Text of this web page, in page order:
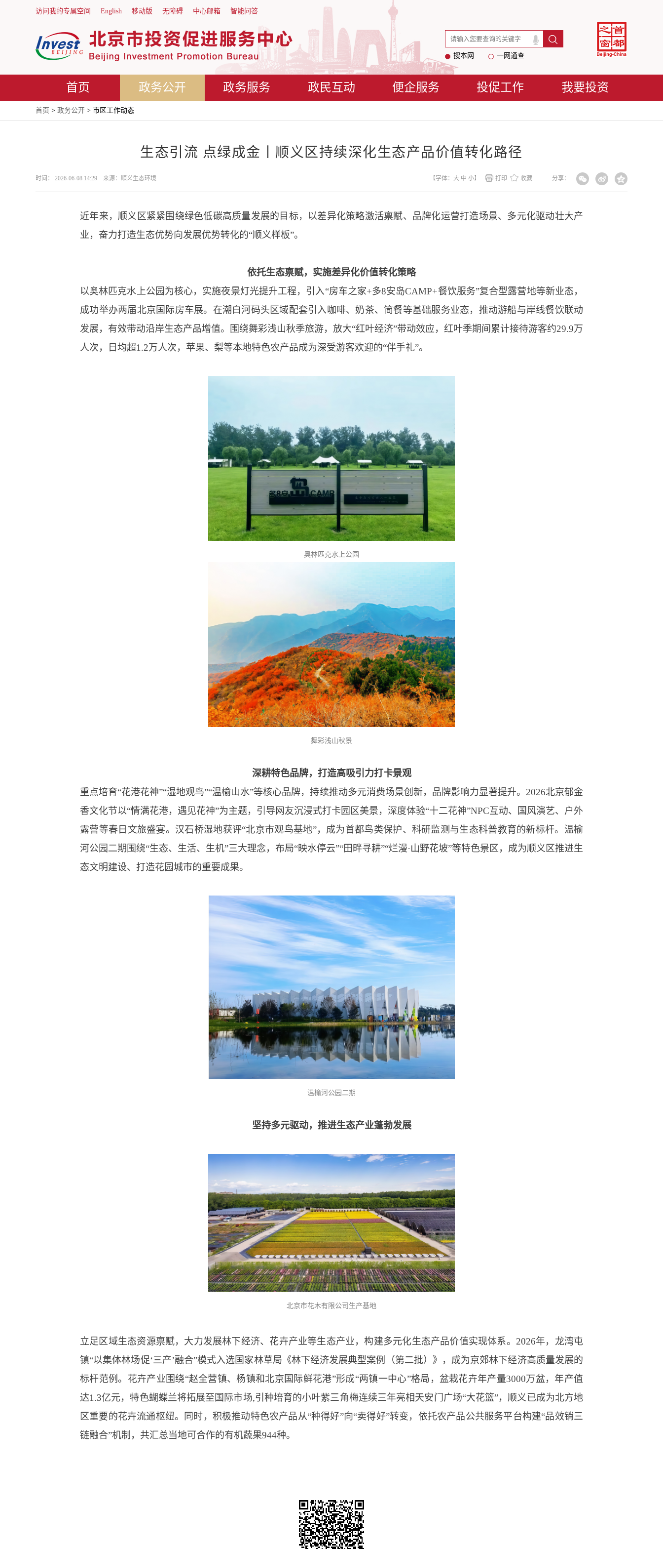
访问我的专属空间 English 移动版 无障碍 中心邮箱 智能问答
搜本网 一网通查
首页 政务公开 政务服务 政民互动 便企服务 投促工作 我要投资
首页 > 政务公开 > 市区工作动态
生态引流 点绿成金丨顺义区持续深化生态产品价值转化路径
时间： 2026-06-08 14:29 来源：顺义生态环境 分享：
【字体： 大 中 小】 打印 收藏
近年来，顺义区紧紧围绕绿色低碳高质量发展的目标，以差异化策略激活禀赋、品牌化运营打造场景、多元化驱动壮大产
业，奋力打造生态优势向发展优势转化的“顺义样板”。
依托生态禀赋，实施差异化价值转化策略
以奥林匹克水上公园为核心，实施夜景灯光提升工程，引入“房车之家+多8安岛CAMP+餐饮服务”复合型露营地等新业态，
成功举办两届北京国际房车展。在潮白河码头区域配套引入咖啡、奶茶、简餐等基础服务业态，推动游船与岸线餐饮联动
发展，有效带动沿岸生态产品增值。围绕舞彩浅山秋季旅游，放大“红叶经济”带动效应，红叶季期间累计接待游客约29.9万
人次，日均超1.2万人次，苹果、梨等本地特色农产品成为深受游客欢迎的“伴手礼”。
奥林匹克水上公园
舞彩浅山秋景
深耕特色品牌，打造高吸引力打卡景观
重点培育“花港花神”“湿地观鸟”“温榆山水”等核心品牌，持续推动多元消费场景创新，品牌影响力显著提升。2026北京郁金
香文化节以“情满花港，遇见花神”为主题，引导网友沉浸式打卡园区美景，深度体验“十二花神”NPC互动、国风演艺、户外
露营等春日文旅盛宴。汉石桥湿地获评“北京市观鸟基地”，成为首都鸟类保护、科研监测与生态科普教育的新标杆。温榆
河公园二期围绕“生态、生活、生机”三大理念，布局“映水停云”“田畔寻耕”“烂漫·山野花坡”等特色景区，成为顺义区推进生
态文明建设、打造花园城市的重要成果。
温榆河公园二期
坚持多元驱动，推进生态产业蓬勃发展
北京市花木有限公司生产基地
立足区域生态资源禀赋，大力发展林下经济、花卉产业等生态产业，构建多元化生态产品价值实现体系。2026年，龙湾屯
镇“以集体林场促‘三产’融合”模式入选国家林草局《林下经济发展典型案例（第二批）》，成为京郊林下经济高质量发展的
标杆范例。花卉产业围绕“赵全营镇、杨镇和北京国际鲜花港”形成“两镇一中心”格局，盆栽花卉年产量3000万盆，年产值
达1.3亿元，特色蝴蝶兰将拓展至国际市场,引种培育的小叶紫三角梅连续三年亮相天安门广场“大花篮”，顺义已成为北方地
区重要的花卉流通枢纽。同时，积极推动特色农产品从“种得好”向“卖得好”转变，依托农产品公共服务平台构建“品效销三
链融合”机制，共汇总当地可合作的有机蔬果944种。